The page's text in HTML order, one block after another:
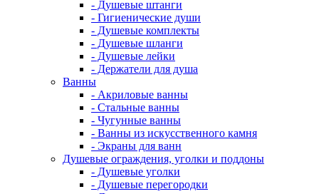
- Душевые штанги
- Гигиенические души
- Душевые комплекты
- Душевые шланги
- Душевые лейки
- Держатели для душа
Ванны
- Акриловые ванны
- Стальные ванны
- Чугунные ванны
- Ванны из искусственного камня
- Экраны для ванн
Душевые ограждения, уголки и поддоны
- Душевые уголки
- Душевые перегородки